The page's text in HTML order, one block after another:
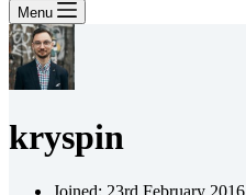
Menu
kryspin
Joined: 23rd February 2016